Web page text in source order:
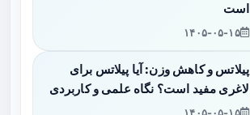
است
۱۴۰۵-۰۵-۱۵
پیلاتس و کاهش وزن: آیا پیلاتس برای
لاغری مفید است؟ نگاه علمی و کاربردی